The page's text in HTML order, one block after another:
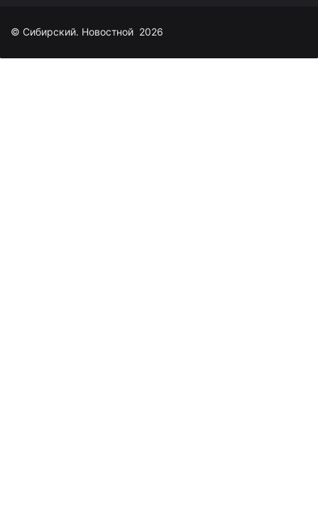
© Сибирский. Новостной 2026